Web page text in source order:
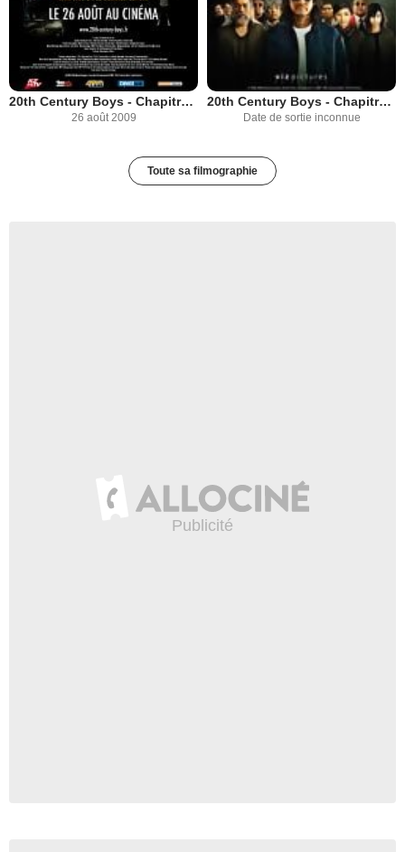
20th Century Boys - Chapitre 2 : Le dernier espoir
26 août 2009
20th Century Boys - Chapitre 3 : Reprenons notre symbole
Date de sortie inconnue
Toute sa filmographie